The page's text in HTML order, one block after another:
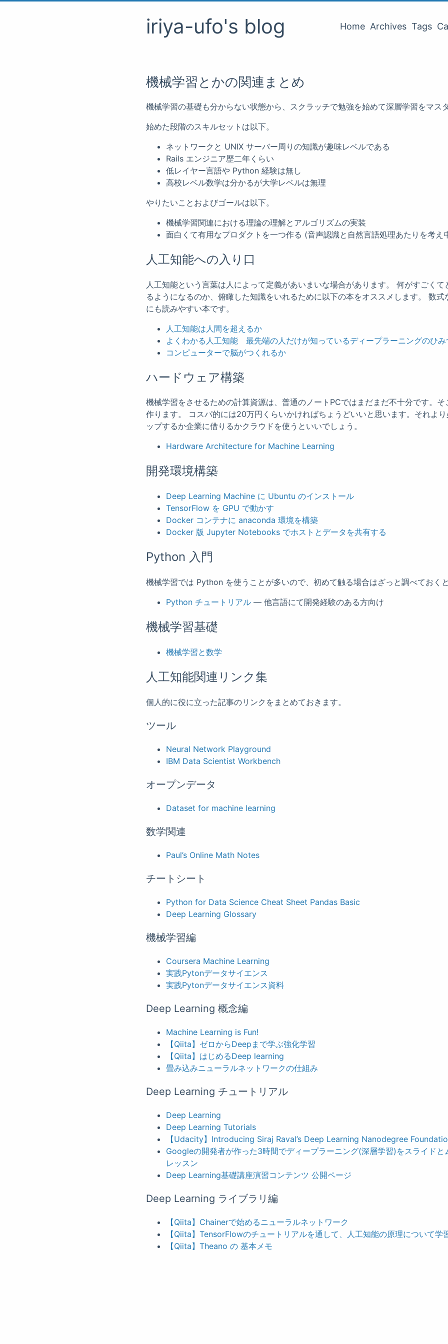
iriya-ufo's blog Home Archives Tags
機械学習とかの関連まとめ
機械学習の基礎も分からない状態から、スクラッチで勉強を始めて深層学習をマス
始めた段階のスキルセットは以下。
ネットワークと UNIX サーバー周りの知識が趣味レベルである
Rails エンジニア歴二年くらい
低レイヤー言語や Python 経験は無し
高校レベル数学は分かるが大学レベルは無理
やりたいことおよびゴールは以下。
機械学習関連における理論の理解とアルゴリズムの実装
面白くて有用なプロダクトを一つ作る (音声認識と自然言語処理あたりを考え
人工知能への入り口
人工知能という言葉は人によって定義があいまいな場合があります。 何がすごくて
るようになるのか、俯瞰した知識をいれるために以下の本をオススメします。 数式
にも読みやすい本です。
人工知能は人間を超えるか
よくわかる人工知能 最先端の人だけが知っているディープラーニングのひみ
コンピューターで脳がつくれるか
ハードウェア構築
機械学習をさせるための計算資源は、普通のノートPCではまだまだ不十分です。
作ります。 コスパ的には20万円くらいかければちょうどいいと思います。それよ
ップするか企業に借りるかクラウドを使うといいでしょう。
Hardware Architecture for Machine Learning
開発環境構築
Deep Learning Machine に Ubuntu のインストール
TensorFlow を GPU で動かす
Docker コンテナに anaconda 環境を構築
Docker 版 Jupyter Notebooks でホストとデータを共有する
Python 入門
機械学習では Python を使うことが多いので、初めて触る場合はざっと調べておくと
Python チュートリアル — 他言語にて開発経験のある方向け
機械学習基礎
機械学習と数学
人工知能関連リンク集
個人的に役に立った記事のリンクをまとめておきます。
ツール
Neural Network Playground
IBM Data Scientist Workbench
オープンデータ
Dataset for machine learning
数学関連
Paul’s Online Math Notes
チートシート
Python for Data Science Cheat Sheet Pandas Basic
Deep Learning Glossary
機械学習編
Coursera Machine Learning
実践Pytonデータサイエンス
実践Pytonデータサイエンス資料
Deep Learning 概念編
Machine Learning is Fun!
【Qiita】ゼロからDeepまで学ぶ強化学習
【Qiita】はじめるDeep learning
畳み込みニューラルネットワークの仕組み
Deep Learning チュートリアル
Deep Learning
Deep Learning Tutorials
【Udacity】Introducing Siraj Raval’s Deep Learning Nanodegree
Googleの開発者が作った3時間でディープラーニング(深層学習)をスライドと
レッスン
Deep Learning基礎講座演習コンテンツ 公開ページ
Deep Learning ライブラリ編
【Qiita】Chainerで始めるニューラルネットワーク
【Qiita】TensorFlowのチュートリアルを通して、人工知能の原理について学
【Qiita】Theano の 基本メモ